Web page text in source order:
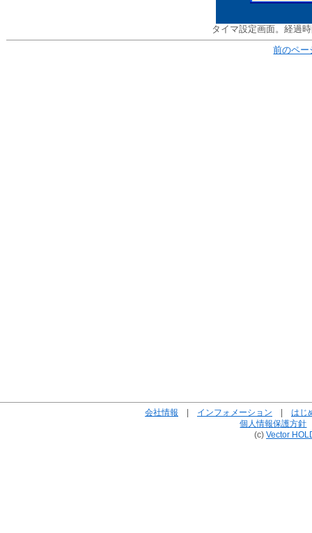
タイマ設定画面。経過
前のペー
会社情報 | インフォメーション | はじ
個人情報保護方針
(c) Vector